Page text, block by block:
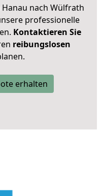
nach Wülfrath
professionelle
Kontaktieren Sie
reibungslosen
erhalten